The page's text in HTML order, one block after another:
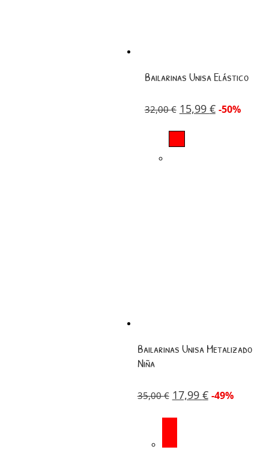
Bailarinas Unisa Elástico
32,00€ 15,99 € -50%
Bailarinas Unisa Metalizado
Niña
35,00€ 17,99 € -49%